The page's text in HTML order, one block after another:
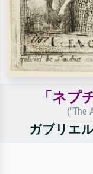
「ネプ
("The
ガブリエ